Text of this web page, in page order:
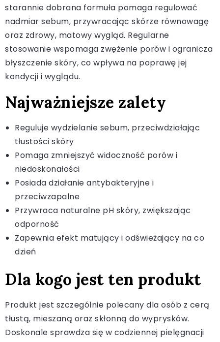
starannie dobrana formuła pomaga regulować
nadmiar sebum, przywracając skórze równowagę
oraz zdrowy, matowy wygląd. Regularne
stosowanie wspomaga zwężenie porów i ogranicza
błyszczenie skóry, co wpływa na poprawę jej
kondycji i wyglądu.
Najważniejsze zalety
Reguluje wydzielanie sebum, przeciwdziałając
tłustości skóry
Pomaga zmniejszyć widoczność porów i
niedoskonałości
Posiada działanie antybakteryjne i
przeciwzapalne
Przywraca naturalne pH skóry, zwiększając
odporność
Zapewnia efekt matujący i odświeżający na co
dzień
Dla kogo jest ten produkt
Produkt jest szczególnie polecany dla osób z cerą
tłustą, mieszaną oraz skłonną do wyprysków.
Doskonale sprawdza się w codziennej pielęgnacji